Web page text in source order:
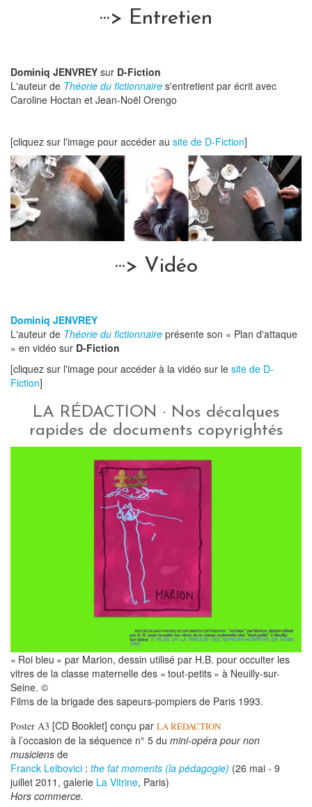
···> Entretien
Dominiq JENVREY sur D-Fiction
L'auteur de Théorie du fictionnaire s'entretient par écrit avec
Caroline Hoctan et Jean-Noël Orengo
[cliquez sur l'image pour accéder au site de D-Fiction]
···> Vidéo
Dominiq JENVREY
L'auteur de Théorie du fictionnaire présente son « Plan d'attaque
» en vidéo sur D-Fiction
[cliquez sur l'image pour accéder à la vidéo sur le site de D-
Fiction]
LA RÉDACTION · Nos décalques
rapides de documents copyrightés
« Roi bleu » par Marion, dessin utilisé par H.B. pour occulter les
vitres de la classe maternelle des « tout-petits » à Neuilly-sur-
Seine. ©
Films de la brigade des sapeurs-pompiers de Paris 1993.
Poster A3 [CD Booklet] conçu par LA RÉDACTION
à l’occasion de la séquence n° 5 du mini-opéra pour non
musiciens de
Franck Leibovici : the fat moments (la pédagogie) (26 mai - 9
juillet 2011, galerie La Vitrine, Paris)
Hors commerce.